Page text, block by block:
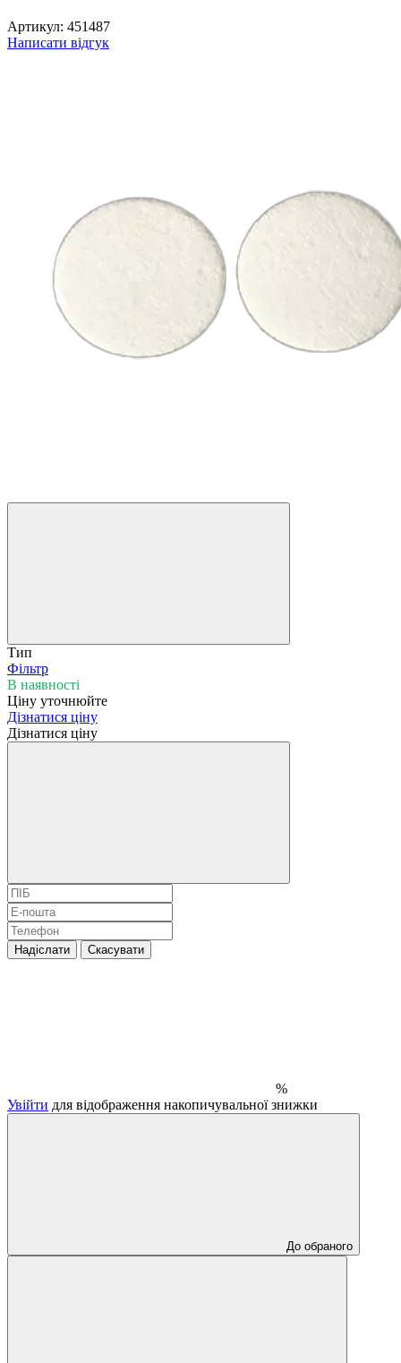
Артикул: 451487
Написати відгук
Тип
Фільтр
В наявності
Ціну уточнюйте
Дізнатися ціну
Дізнатися ціну
Надіслати Скасувати
%
Увійти для відображення накопичувальної знижки
До обраного